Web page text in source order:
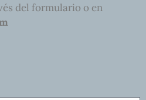
del formulario o en